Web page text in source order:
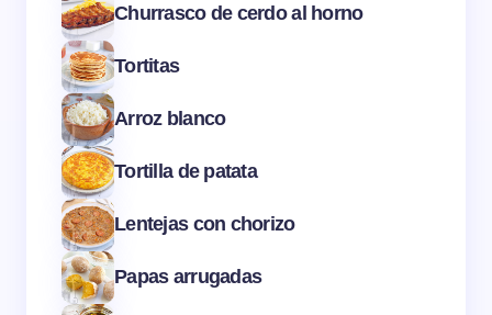
Churrasco de cerdo al horno
Tortitas
Arroz blanco
Tortilla de patata
Lentejas con chorizo
Papas arrugadas